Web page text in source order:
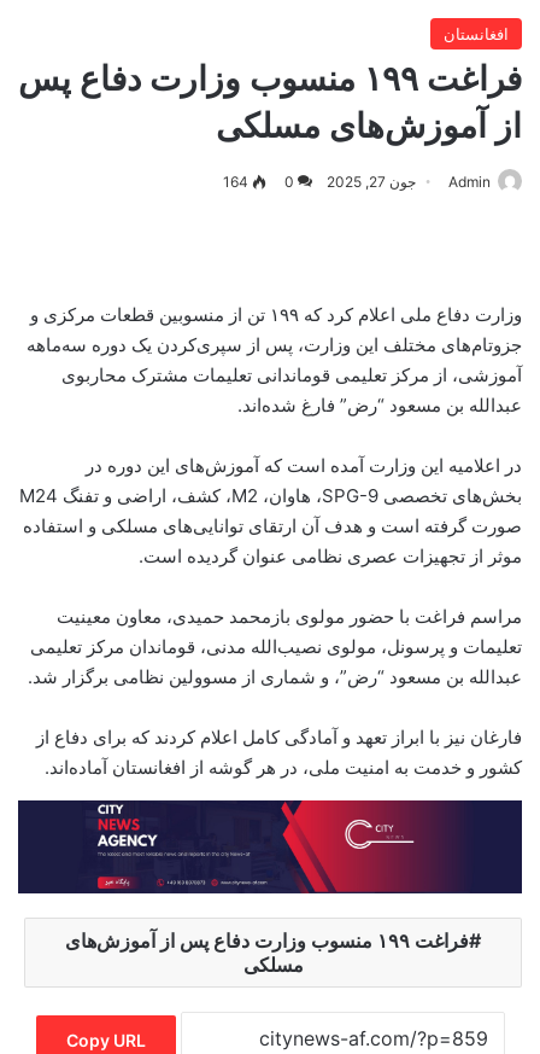
افغانستان
فراغت ۱۹۹ منسوب وزارت دفاع پس
از آموزش‌های مسلکی
Admin جون 27, 2025 0
164
وزارت دفاع ملی اعلام کرد که ۱۹۹ تن از منسوبین قطعات مرکزی و
جزوتام‌های مختلف این وزارت، پس از سپری‌کردن یک دوره سه‌ماهه
آموزشی، از مرکز تعلیمی قوماندانی تعلیمات مشترک محاربوی
عبدالله بن مسعود “رض” فارغ شده‌اند.
در اعلامیه این وزارت آمده است که آموزش‌های این دوره در
بخش‌های تخصصی SPG-9، هاوان، M2، کشف، اراضی و تفنگ M24
صورت گرفته است و هدف آن ارتقای توانایی‌های مسلکی و استفاده
موثر از تجهیزات عصری نظامی عنوان گردیده است.
مراسم فراغت با حضور مولوی بازمحمد حمیدی، معاون معینیت
تعلیمات و پرسونل، مولوی نصیب‌الله مدنی، قوماندان مرکز تعلیمی
عبدالله بن مسعود “رض”، و شماری از مسوولین نظامی برگزار شد.
فارغان نیز با ابراز تعهد و آمادگی کامل اعلام کردند که برای دفاع از
کشور و خدمت به امنیت ملی، در هر گوشه از افغانستان آماده‌اند.
فراغت ۱۹۹ منسوب وزارت دفاع پس از آموزش‌های
مسلکی
Copy URL